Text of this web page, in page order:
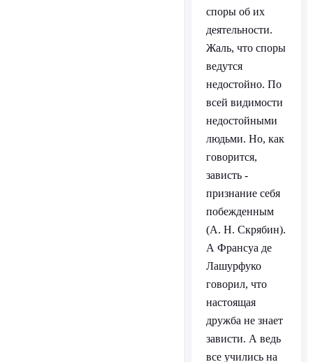
споры об их
деятельности.
Жаль, что споры
ведутся
недостойно. По
всей видимости
недостойными
людьми. Но, как
говорится,
зависть -
признание себя
побежденным
(А. Н. Скрябин).
А Франсуа де
Лашурфуко
говорил, что
настоящая
дружба не знает
зависти. А ведь
все учились на